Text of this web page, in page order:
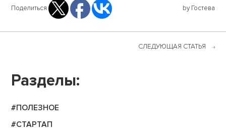
Поделиться by Гостева
СЛЕДУЮЩАЯ СТАТЬЯ
Разделы:
#ПОЛЕЗНОЕ
#СТАРТАП